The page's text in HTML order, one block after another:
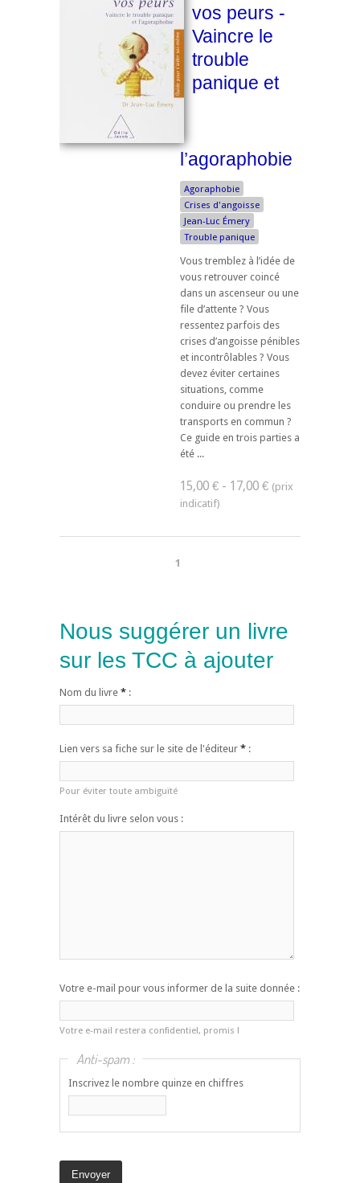
vos peurs -
Vaincre le
trouble
panique et
l’agoraphobie
Agoraphobie
Crises d'angoisse
Jean-Luc Émery
Trouble panique
Vous tremblez à l’idée de
vous retrouver coincé
dans un ascenseur ou une
file d’attente ? Vous
ressentez parfois des
crises d’angoisse pénibles
et incontrôlables ? Vous
devez éviter certaines
situations, comme
conduire ou prendre les
transports en commun ?
Ce guide en trois parties a
été ...
15,00 € - 17,00 €
1
Nous suggérer un livre
sur les TCC à ajouter
Nom du livre * :
Lien vers sa fiche sur le site de l'éditeur * :
Pour éviter toute ambiguïté
Intérêt du livre selon vous :
Votre e-mail pour vous informer de la suite donnée :
Votre e-mail restera confidentiel, promis !
Anti-spam :
Inscrivez le nombre quinze en chiffres